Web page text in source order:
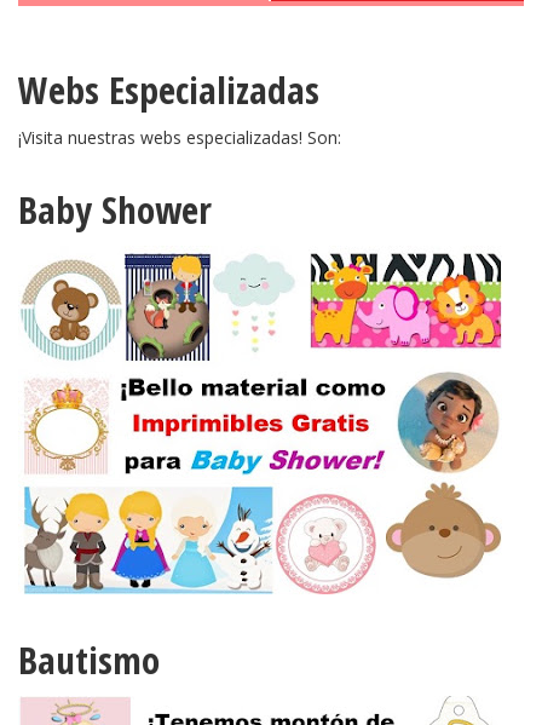
Webs Especializadas
¡Visita nuestras webs especializadas! Son:
Baby Shower
Bautismo